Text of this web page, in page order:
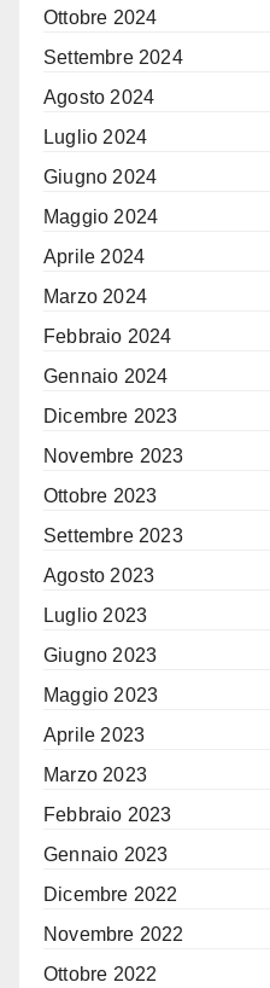
Ottobre 2024
Settembre 2024
Agosto 2024
Luglio 2024
Giugno 2024
Maggio 2024
Aprile 2024
Marzo 2024
Febbraio 2024
Gennaio 2024
Dicembre 2023
Novembre 2023
Ottobre 2023
Settembre 2023
Agosto 2023
Luglio 2023
Giugno 2023
Maggio 2023
Aprile 2023
Marzo 2023
Febbraio 2023
Gennaio 2023
Dicembre 2022
Novembre 2022
Ottobre 2022